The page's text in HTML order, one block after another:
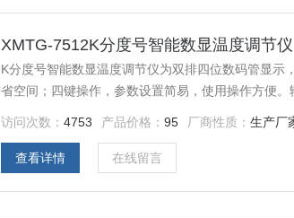
XMTG-7512K分度号智能数显温度调节仪
K分度号智能数显温度调节仪为双排四位数码管显
省空间；四键操作，参数设置简易，使用操作方便
访问次数：4753 产品价格：95 厂商性质：生产厂
查看详情 在线留言